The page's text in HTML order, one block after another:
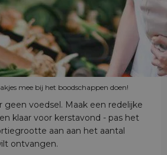
mee bij het boodschappen doen!
geen voedsel. Maak een redelijke
klaar voor kerstavond - pas het
aan aan het aantal
ontvangen.